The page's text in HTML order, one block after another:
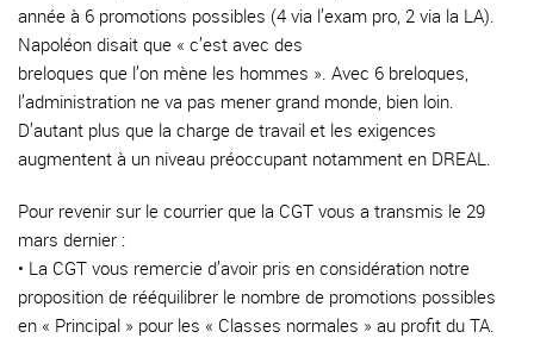
année à 6 promotions possibles (4 via l’exam pro, 2 via la LA).
Napoléon disait que « c’est avec des
breloques que l’on mène les hommes ». Avec 6 breloques,
l’administration ne va pas mener grand monde, bien loin.
D’autant plus que la charge de travail et les exigences
augmentent à un niveau préoccupant notamment en DREAL.
Pour revenir sur le courrier que la CGT vous a transmis le 29
mars dernier :
• La CGT vous remercie d’avoir pris en considération notre
proposition de rééquilibrer le nombre de promotions possibles
en « Principal » pour les « Classes normales » au profit du TA.